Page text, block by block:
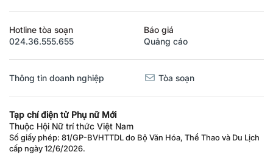
Hotline tòa soạn
024.36.555.655
Báo giá
Quảng cáo
Thông tin doanh nghiệp Tòa soạn
Tạp chí điện tử Phụ nữ Mới
Thuộc Hội Nữ trí thức Việt Nam
Số giấy phép: 81/GP-BVHTTDL do Bộ Văn Hóa, Thể Thao và Du Lịch
cấp ngày 12/6/2026.